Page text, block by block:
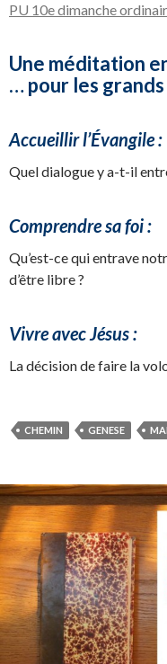
PU 10e dimanche
Une méditation
… pour les
Accueillir l’Évangile :
Quel dialogue y a-t-il
Comprendre sa foi :
Qu’est-ce qui entrave
d’être libre ?
Vivre avec Jésus :
La décision de faire la
CHEMIN GENESE